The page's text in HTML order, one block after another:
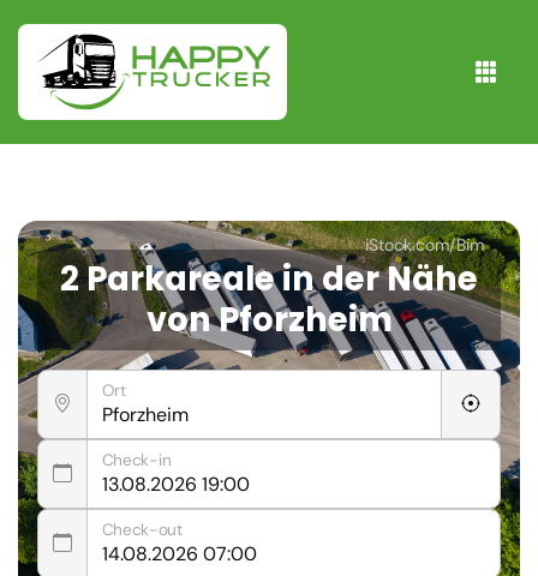
iStock.com/Bim
2 Parkareale in der Nähe
von Pforzheim
Ort
Check-in
Check-out